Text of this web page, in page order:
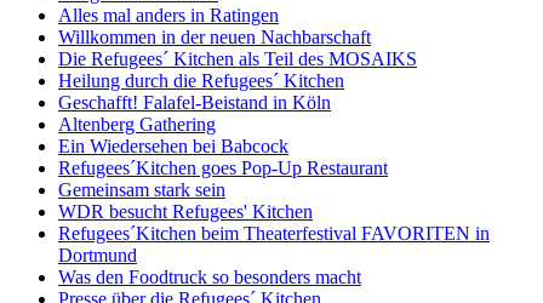
Alles mal anders in Ratingen
Willkommen in der neuen Nachbarschaft
Die Refugees´ Kitchen als Teil des MOSAIKS
Heilung durch die Refugees´ Kitchen
Geschafft! Falafel-Beistand in Köln
Altenberg Gathering
Ein Wiedersehen bei Babcock
Refugees´Kitchen goes Pop-Up Restaurant
Gemeinsam stark sein
WDR besucht Refugees' Kitchen
Refugees´Kitchen beim Theaterfestival FAVORITEN in
Dortmund
Was den Foodtruck so besonders macht
Presse über die Refugees´ Kitchen